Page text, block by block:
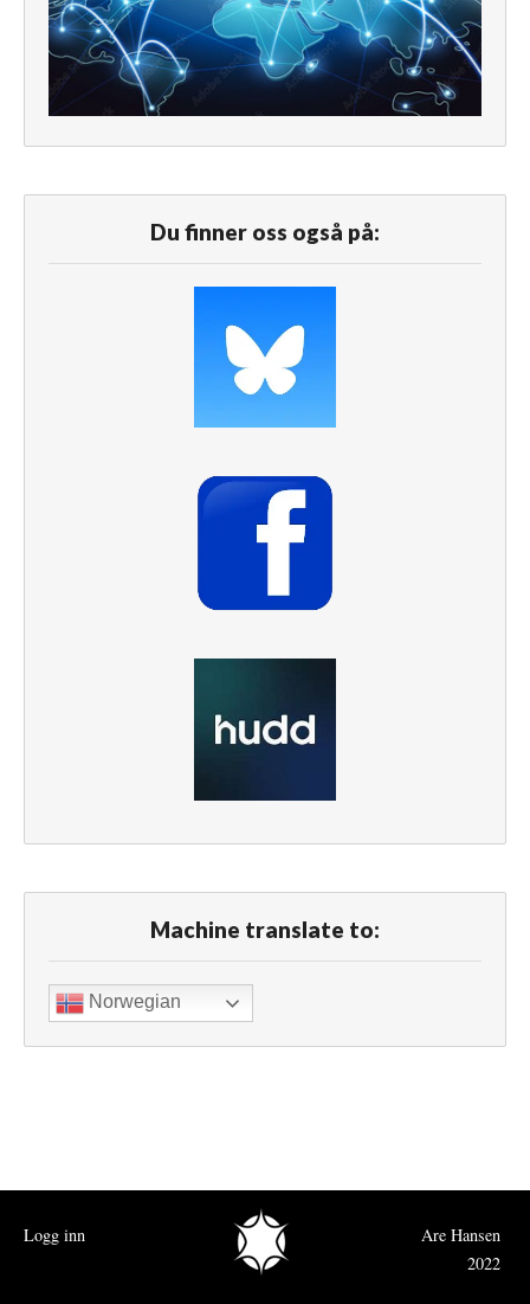
Du finner oss også på:
Machine translate to:
Norwegian
Logg inn
Are Hansen
2022